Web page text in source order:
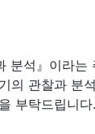
석』이라는
의 관찰과 분
부탁드립니다.